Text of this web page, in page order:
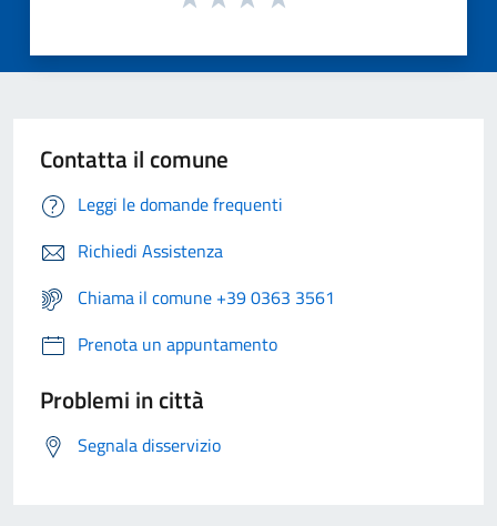
Contatta il comune
Leggi le domande frequenti
Richiedi Assistenza
Chiama il comune +39 0363 3561
Prenota un appuntamento
Problemi in città
Segnala disservizio